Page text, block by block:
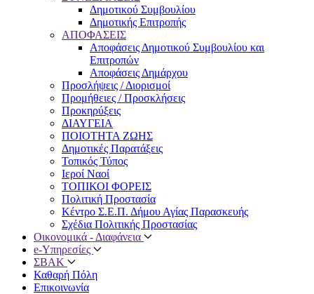
Δημοτικού Συμβουλίου
Δημοτικής Επιτροπής
ΑΠΟΦΑΣΕΙΣ
Αποφάσεις Δημοτικού Συμβουλίου και
Eπιτροπών
Αποφάσεις Δημάρχου
Προσλήψεις / Διορισμοί
Προμήθειες / Προσκλήσεις
Προκηρύξεις
ΔΙΑΥΓΕΙΑ
ΠΟΙΟΤΗΤΑ ΖΩΗΣ
Δημοτικές Παρατάξεις
Τοπικός Τύπος
Ιεροί Ναοί
ΤΟΠΙΚΟΙ ΦΟΡΕΙΣ
Πολιτική Προστασία
Κέντρο Σ.Ε.Π. Δήμου Αγίας Παρασκευής
Σχέδια Πολιτικής Προστασίας
Οικονομικά - Διαφάνεια
e-Υπηρεσίες
ΣΒΑΚ
Καθαρή Πόλη
Επικοινωνία